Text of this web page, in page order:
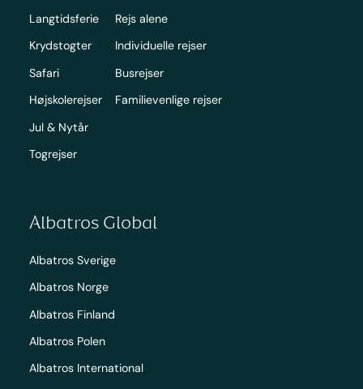
Langtidsferie
Krydstogter
Safari
Højskolerejser
Jul & Nytår
Togrejser
Rejs alene
Individuelle rejser
Busrejser
Familievenlige rejser
Albatros Global
Albatros Sverige
Albatros Norge
Albatros Finland
Albatros Polen
Albatros International